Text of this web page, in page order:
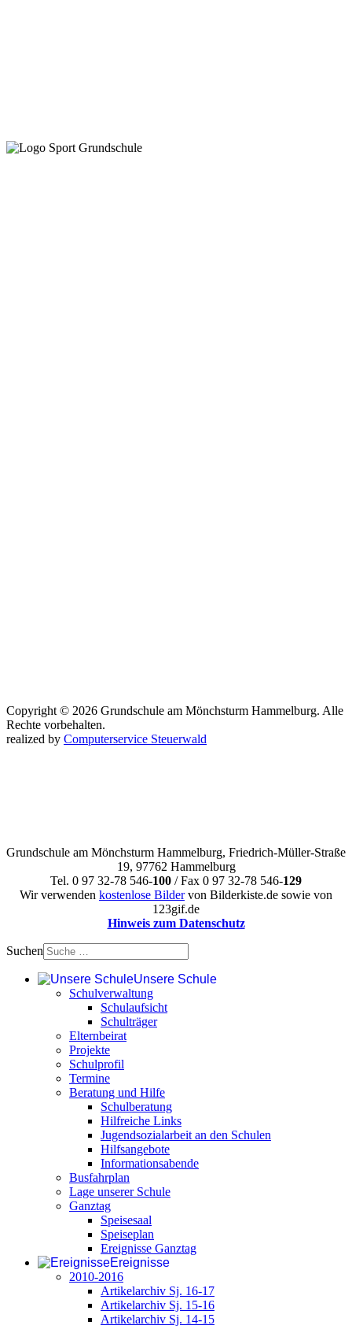
Copyright © 2026 Grundschule am Mönchsturm Hammelburg. Alle
Rechte vorbehalten.
realized by Computerservice Steuerwald
Grundschule am Mönchsturm Hammelburg, Friedrich-Müller-Straße
19, 97762 Hammelburg
Tel. 0 97 32-78 546-100 / Fax 0 97 32-78 546-129
Wir verwenden kostenlose Bildervon Bilderkiste.de sowie von
123gif.de
Hinweis zum Datenschutz
Suchen
Unsere Schule
Schulverwaltung
Schulaufsicht
Schulträger
Elternbeirat
Projekte
Schulprofil
Termine
Beratung und Hilfe
Schulberatung
Hilfreiche Links
Jugendsozialarbeit an den Schulen
Hilfsangebote
Informationsabende
Busfahrplan
Lage unserer Schule
Ganztag
Speisesaal
Speiseplan
Ereignisse Ganztag
Ereignisse
2010-2016
Artikelarchiv Sj. 16-17
Artikelarchiv Sj. 15-16
Artikelarchiv Sj. 14-15